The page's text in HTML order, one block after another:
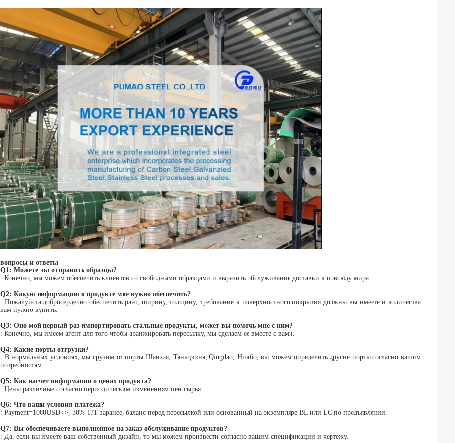
вопросы и ответы
Q1: Можете вы отправить образцы?
: Конечно, мы можем обеспечить клиентов со свободными образцами и выразить обслуживание доставки к повсюду мира.
Q2: Какую информацию о продукте мне нужно обеспечить?
: Пожалуйста добросердечно обеспечить ранг, ширину, толщину, требование к поверхностного покрытия должны вы имеете и количества
вам нужно купить.
Q3: Оно мой первый раз импортировать стальные продукты, может вы помочь мне с ним?
: Конечно, мы имеем агент для того чтобы аранжировать пересылку, мы сделаем ее вместе с вами.
Q4: Какие порты отгрузки?
: В нормальных условиях, мы грузим от порты Шанхая, Тяньцзиня, Qingdao, Нинбо, вы можем определить другие порты согласно вашим
потребностям.
Q5: Как насчет информации о ценах продукта?
: Цены различные согласно периодическим изменениям цен сырья.
Q6: Что ваши условия платежа?
: Payment=1000USD<>, 30% T/T заранее, баланс перед пересылкой или основанный на экземпляре BL или LC по предъявлении.
Q7: Вы обеспечиваете выполненное на заказ обслуживание продуктов?
: Да, если вы имеете ваш собственный дизайн, то мы можем произвести согласно вашим спецификации и чертежу.